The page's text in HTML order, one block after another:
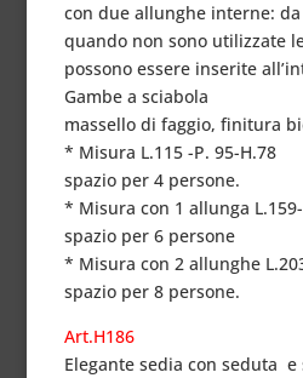
con due allunghe interne: da
quando non sono utilizzate
possono essere inserite
Gambe a sciabola
massello di faggio, finitura
* Misura L.115 -P. 95-H.78
spazio per 4 persone.
* Misura con 1 allunga
spazio per 6 persone
* Misura con 2 allunghe
spazio per 8 persone.
Art.H186
Elegante sedia con seduta